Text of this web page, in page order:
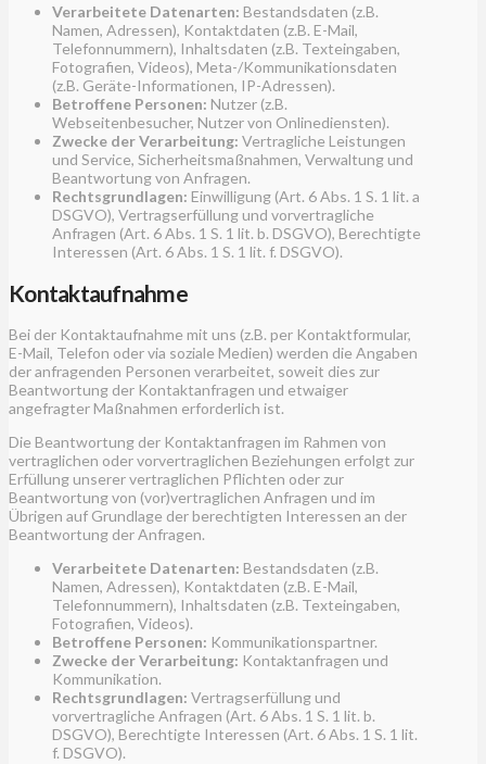
Verarbeitete Datenarten: Bestandsdaten (z.B.
Namen, Adressen), Kontaktdaten (z.B. E-Mail,
Telefonnummern), Inhaltsdaten (z.B. Texteingaben,
Fotografien, Videos), Meta-/Kommunikationsdaten
(z.B. Geräte-Informationen, IP-Adressen).
Betroffene Personen: Nutzer (z.B.
Webseitenbesucher, Nutzer von Onlinediensten).
Zwecke der Verarbeitung: Vertragliche Leistungen
und Service, Sicherheitsmaßnahmen, Verwaltung und
Beantwortung von Anfragen.
Rechtsgrundlagen: Einwilligung (Art. 6 Abs. 1 S. 1 lit. a
DSGVO), Vertragserfüllung und vorvertragliche
Anfragen (Art. 6 Abs. 1 S. 1 lit. b. DSGVO), Berechtigte
Interessen (Art. 6 Abs. 1 S. 1 lit. f. DSGVO).
Kontaktaufnahme
Bei der Kontaktaufnahme mit uns (z.B. per Kontaktformular,
E-Mail, Telefon oder via soziale Medien) werden die Angaben
der anfragenden Personen verarbeitet, soweit dies zur
Beantwortung der Kontaktanfragen und etwaiger
angefragter Maßnahmen erforderlich ist.
Die Beantwortung der Kontaktanfragen im Rahmen von
vertraglichen oder vorvertraglichen Beziehungen erfolgt zur
Erfüllung unserer vertraglichen Pflichten oder zur
Beantwortung von (vor)vertraglichen Anfragen und im
Übrigen auf Grundlage der berechtigten Interessen an der
Beantwortung der Anfragen.
Verarbeitete Datenarten: Bestandsdaten (z.B.
Namen, Adressen), Kontaktdaten (z.B. E-Mail,
Telefonnummern), Inhaltsdaten (z.B. Texteingaben,
Fotografien, Videos).
Betroffene Personen: Kommunikationspartner.
Zwecke der Verarbeitung: Kontaktanfragen und
Kommunikation.
Rechtsgrundlagen: Vertragserfüllung und
vorvertragliche Anfragen (Art. 6 Abs. 1 S. 1 lit. b.
DSGVO), Berechtigte Interessen (Art. 6 Abs. 1 S. 1 lit.
f. DSGVO).